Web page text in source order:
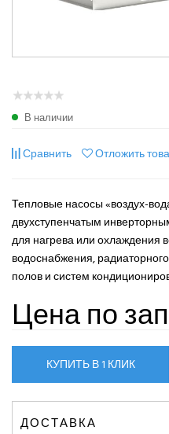
В наличии
Сравнить Отложить
Тепловые насосы «воздух-
двухступенчатым
для нагрева или охлаждения
водоснабжения,
полов и систем
Цена по
КУПИТЬ В 1 КЛИК
ДОСТАВКА